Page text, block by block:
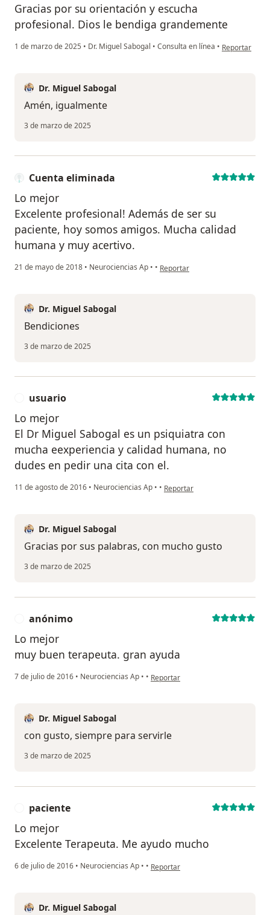
Gracias por su orientación y escucha
profesional. Dios le bendiga grandemente
1 de marzo de 2025 • Dr. Miguel Sabogal • Consulta en línea • en opinión
Reportar
Dr. Miguel Sabogal
Amén, igualmente
3 de marzo de 2025
Cuenta eliminada
Lo mejor
Excelente profesional! Además de ser su
paciente, hoy somos amigos. Mucha calidad
humana y muy acertivo.
21 de mayo de 2018 • Neurociencias Ap • • en opinión del usuario Cuenta
Reportar
Dr. Miguel Sabogal
Bendiciones
3 de marzo de 2025
usuario
Lo mejor
El Dr Miguel Sabogal es un psiquiatra con
mucha eexperiencia y calidad humana, no
dudes en pedir una cita con el.
11 de agosto de 2016 • Neurociencias Ap • • en opinión del usuario usuario
Reportar
Dr. Miguel Sabogal
Gracias por sus palabras, con mucho gusto
3 de marzo de 2025
anónimo
Lo mejor
muy buen terapeuta. gran ayuda
7 de julio de 2016 • Neurociencias Ap • • en opinión del usuario anónimo
Reportar
Dr. Miguel Sabogal
con gusto, siempre para servirle
3 de marzo de 2025
paciente
Lo mejor
Excelente Terapeuta. Me ayudo mucho
6 de julio de 2016 • Neurociencias Ap • • en opinión del usuario paciente
Reportar
Dr. Miguel Sabogal